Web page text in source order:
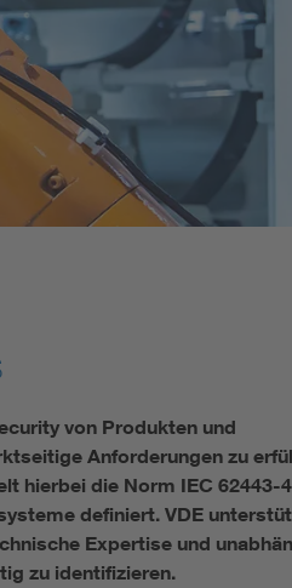
Education + profession
Renewable energies
Environmental Protection
von Produkten und
Anforderungen zu
hierbei die Norm IEC 62443-
definiert. VDE
Expertise und
zu identifizieren.